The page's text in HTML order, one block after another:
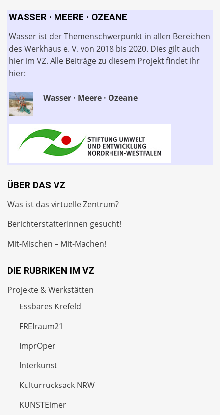
WASSER · MEERE · OZEANE
Wasser ist der Themenschwerpunkt in allen Bereichen
des Werkhaus e. V. von 2018 bis 2020. Dies gilt auch
hier im VZ. Alle Beiträge zu diesem Projekt findet ihr
hier:
Wasser · Meere · Ozeane
ÜBER DAS VZ
Was ist das virtuelle Zentrum?
BerichterstatterInnen gesucht!
Mit-Mischen – Mit-Machen!
DIE RUBRIKEN IM VZ
Projekte & Werkstätten
Essbares Krefeld
FREIraum21
ImprOper
Interkunst
Kulturrucksack NRW
KUNSTEimer